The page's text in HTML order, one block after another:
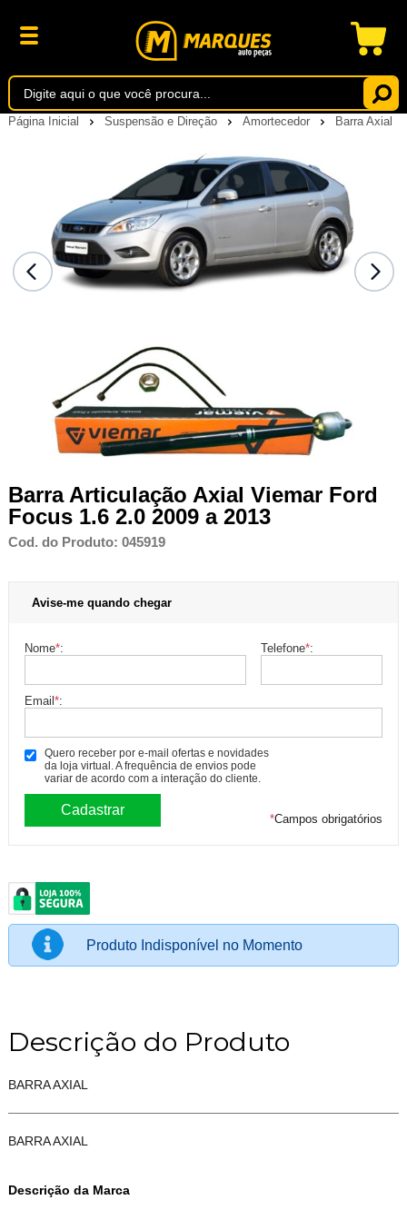
Página Inicial Suspensão e Direção Amortecedor Barra Axial
Barra Articulação Axial Viemar Ford
Focus 1.6 2.0 2009 a 2013
Cod. do Produto: 045919
Avise-me quando chegar
Nome*: Telefone*:
Email*:
Quero receber por e-mail ofertas e novidades
da loja virtual. A frequência de envios pode
variar de acordo com a interação do cliente.
*Campos obrigatórios
Produto Indisponível no Momento
Descrição do Produto
BARRA AXIAL
BARRA AXIAL
Descrição da Marca